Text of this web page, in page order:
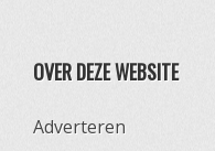
OVER DEZE WEBSITE
Adverteren